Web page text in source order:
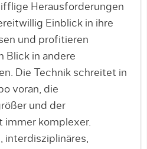
Herausforderungen
Einblick in ihre
und profitieren
Blick in andere
Die Technik schreitet in
voran, die
und der
immer komplexer.
interdisziplinäres,